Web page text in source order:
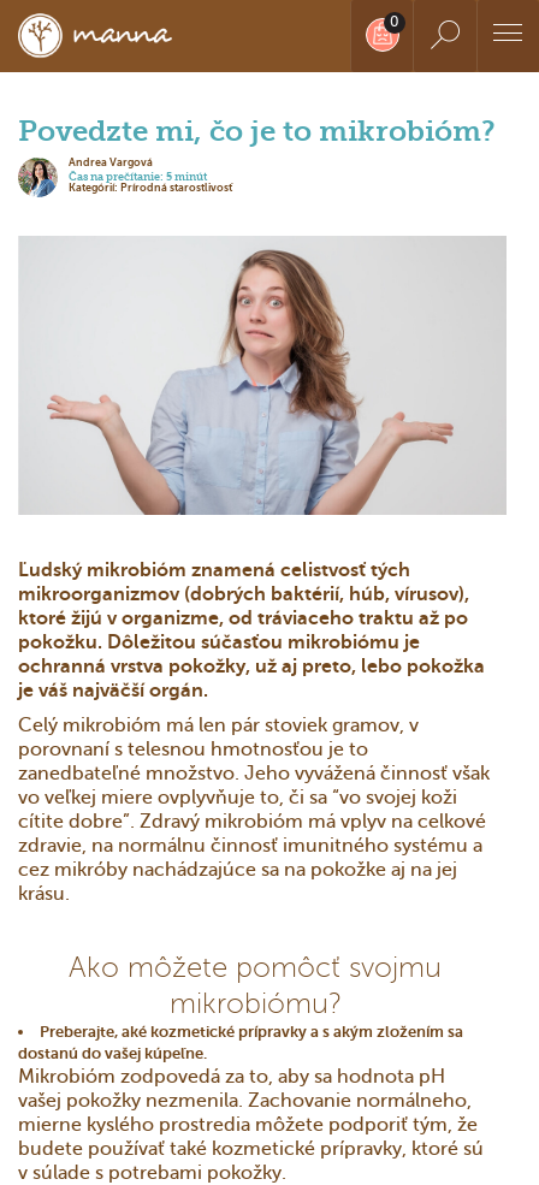
Povedzte mi, čo je to mikrobióm?
Andrea Vargová
Čas na prečítanie: 5 minút
Kategórií: Prírodná starostlivosť
Ľudský mikrobióm znamená celistvosť tých
mikroorganizmov (dobrých baktérií, húb, vírusov),
ktoré žijú v organizme, od tráviaceho traktu až po
pokožku. Dôležitou súčasťou mikrobiómu je
ochranná vrstva pokožky, už aj preto, lebo pokožka
je váš najväčší orgán.
Celý mikrobióm má len pár stoviek gramov, v
porovnaní s telesnou hmotnosťou je to
zanedbateľné množstvo. Jeho vyvážená činnosť však
vo veľkej miere ovplyvňuje to, či sa “vo svojej koži
cítite dobre”. Zdravý mikrobióm má vplyv na celkové
zdravie, na normálnu činnosť imunitného systému a
cez mikróby nachádzajúce sa na pokožke aj na jej
krásu.
Ako môžete pomôcť svojmu
mikrobiómu?
Preberajte, aké kozmetické prípravky a s akým zložením sa
dostanú do vašej kúpeľne.
Mikrobióm zodpovedá za to, aby sa hodnota pH
vašej pokožky nezmenila. Zachovanie normálneho,
mierne kyslého prostredia môžete podporiť tým, že
budete používať také kozmetické prípravky, ktoré sú
v súlade s potrebami pokožky.